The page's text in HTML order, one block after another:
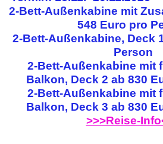
2-Bett-Außenkabine mit
548 Euro pro
2-Bett-Außenkabine, Deck
Person
2-Bett-Außenkabine mit
Balkon, Deck 2 ab 830
2-Bett-Außenkabine mit
Balkon, Deck 3 ab 830
>>>Reise-